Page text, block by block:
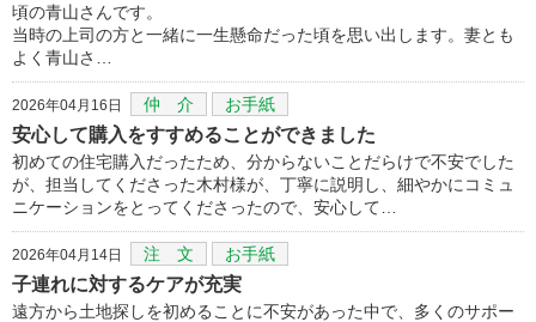
頃の青山さんです。
当時の上司の方と一緒に一生懸命だった頃を思い出します。妻とも
よく青山さ…
2026年04月16日 仲 介 お手紙
安心して購入をすすめることができました
初めての住宅購入だったため、分からないことだらけで不安でした
が、担当してくださった木村様が、丁寧に説明し、細やかにコミュ
ニケーションをとってくださったので、安心して…
2026年04月14日 注 文 お手紙
子連れに対するケアが充実
遠方から土地探しを初めることに不安があった中で、多くのサポー